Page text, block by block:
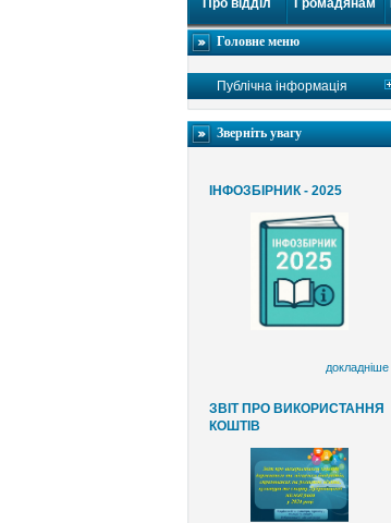
Про відділ Громадянам
Головне меню
Публічна інформація
Зверніть увагу
ІНФОЗБІРНИК - 2025
докладніше
ЗВІТ ПРО ВИКОРИСТАННЯ
КОШТІВ